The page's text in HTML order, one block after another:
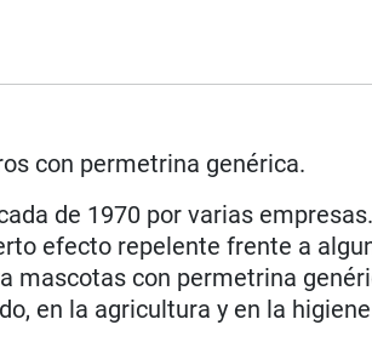
con permetrina genérica.
de 1970 por varias
efecto repelente frente a
mascotas con permetrina
en la agricultura y en la